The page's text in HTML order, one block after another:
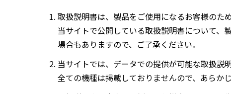
取扱説明書は、製品をご使用になるお客様のた
当サイトで公開している取扱説明書について、
場合もありますので、ご了承ください。
当サイトでは、データでの提供が可能な取扱説
全ての機種は掲載しておりませんので、あらか